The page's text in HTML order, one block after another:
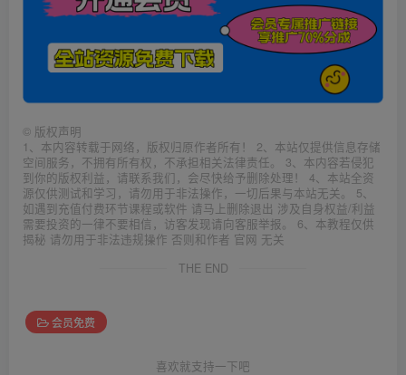
© 版权声明
1、本内容转载于网络，版权归原作者所有！ 2、本站仅提供信息存储
空间服务，不拥有所有权，不承担相关法律责任。 3、本内容若侵犯
到你的版权利益，请联系我们，会尽快给予删除处理！ 4、本站全资
源仅供测试和学习，请勿用于非法操作，一切后果与本站无关。 5、
如遇到充值付费环节课程或软件 请马上删除退出 涉及自身权益/利益
需要投资的一律不要相信，访客发现请向客服举报。 6、本教程仅供
揭秘 请勿用于非法违规操作 否则和作者 官网 无关
THE END
会员免费
喜欢就支持一下吧